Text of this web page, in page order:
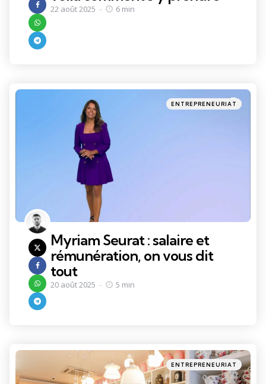
22 août 2025 6 min
Categories
Posted
in
ENTREPRENEURIAT
Myriam Seurat : salaire et
rémunération, on vous dit
tout
20 août 2025 5 min
Categories
Posted
in
ENTREPRENEURIAT